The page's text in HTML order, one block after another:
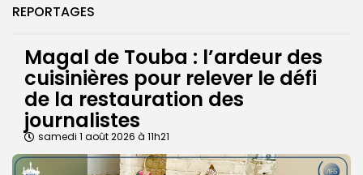
REPORTAGES
Magal de Touba : l’ardeur des
cuisinières pour relever le défi
de la restauration des
journalistes
samedi 1 août 2026 à 11h21